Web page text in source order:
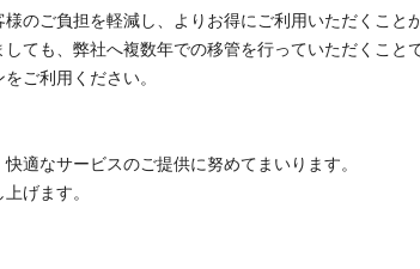
のご負担を軽減し、よりお得にご利用いただくこと
ても、弊社へ複数年での移管を行っていただくこと
ご利用ください。
適なサービスのご提供に努めてまいります。
げます。